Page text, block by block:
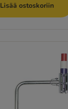
Lisää ostoskoriin